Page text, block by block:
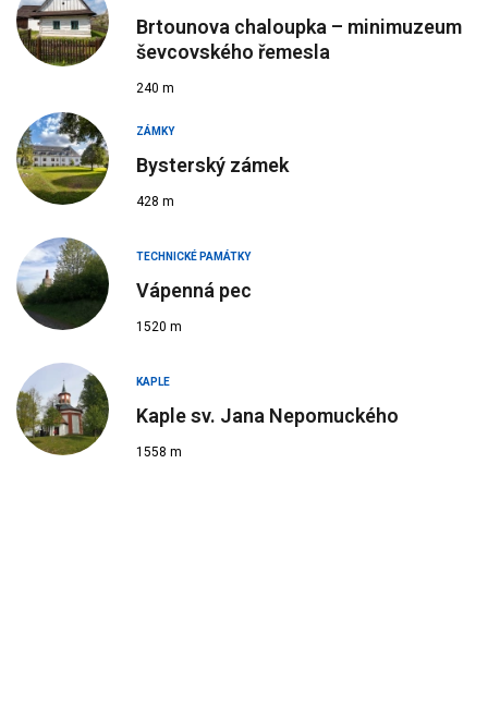
Brtounova chaloupka – minimuzeum
ševcovského řemesla
240 m
ZÁMKY
Bysterský zámek
428 m
TECHNICKÉ PAMÁTKY
Vápenná pec
1520 m
KAPLE
Kaple sv. Jana Nepomuckého
1558 m